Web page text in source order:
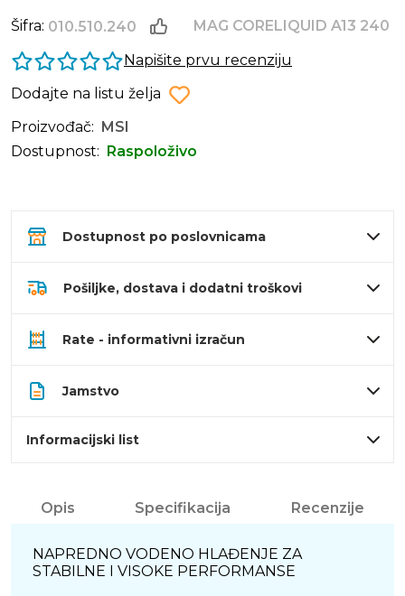
Šifra: 010.510.240
MAG CORELIQUID A13 240
Napišite prvu recenziju
Dodajte na listu želja
Proizvođač:
MSI
Dostupnost:
Raspoloživo
Dostupnost po poslovnicama
Pošiljke, dostava i dodatni troškovi
Rate - informativni izračun
Jamstvo
Informacijski list
Opis Specifikacija Recenzije
NAPREDNO VODENO HLAĐENJE ZA
STABILNE I VISOKE PERFORMANSE